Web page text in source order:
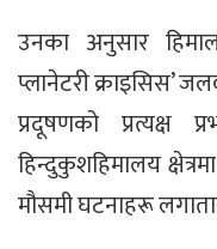
उनका अनुसार
प्लानेटरी क्राइसिस’
प्रदूषणको प्रत्यक्ष
हिन्दुकुशहिमालय
मौसमी घटनाहरू